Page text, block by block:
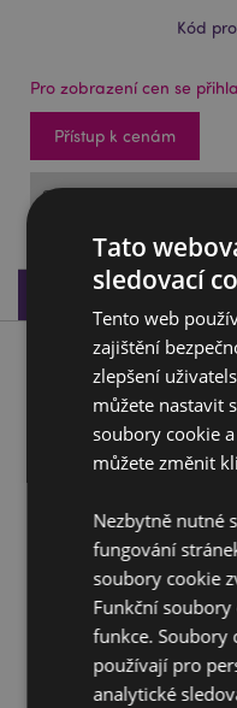
Kód
Pro zobrazení cen se
Přístup k cenám
SKLADEM: 16/11/2026
Specifikace
Popis produktu
Malé pískové zvířátko
Materiál:
Nevhodné pro: děti
EN71:Ano
Doplňující informace:
Chcete se
Přečtěte si našeho
Tato
sledovací
Tento web
zajištění
zlepšení
můžete nastavit
soubory cookie
můžete změnit
Nezbytně nutné
fungování
soubory cookie
Funkční
funkce. Soubory
používají pro
analytické